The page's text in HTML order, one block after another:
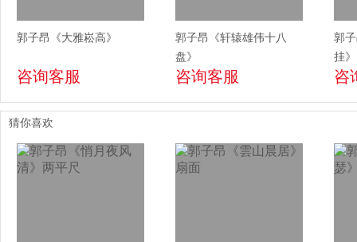
郭子昂《大雅崧高》
咨询客服
郭子昂《轩辕雄伟十八
盘》
咨询客服
郭
挂》
咨
猜你喜欢